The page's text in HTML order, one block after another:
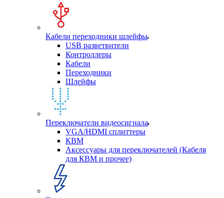
Кабели переходники шлейфы
USB разветвители
Контроллеры
Кабели
Переходники
Шлейфы
Переключатели видеосигнала
VGA/HDMI сплиттеры
КВМ
Аксессуары для переключателей (Кабеля
для КВМ и прочее)